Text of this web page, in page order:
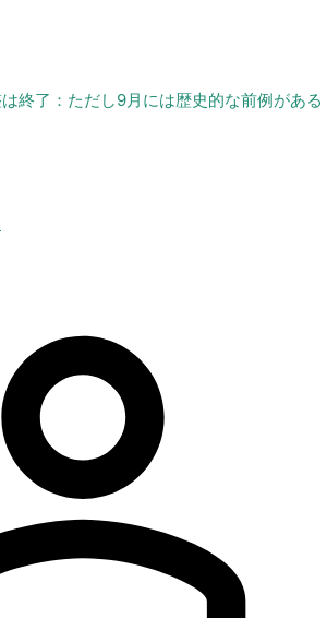
終了：ただし9月には歴史的な前例がある